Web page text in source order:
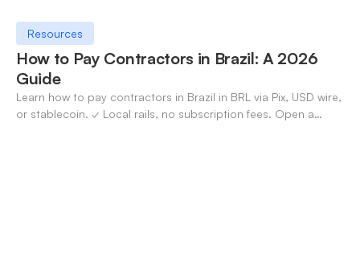
Resources
How to Pay Contractors in Brazil: A 2026
Guide
Learn how to pay contractors in Brazil in BRL via Pix, USD wire,
or stablecoin. ✓ Local rails, no subscription fees. Open a